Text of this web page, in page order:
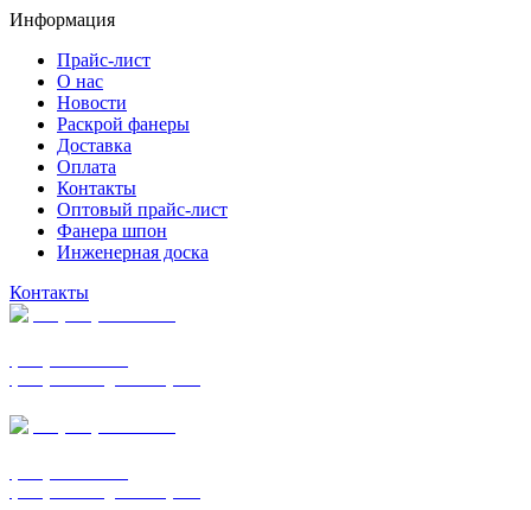
Информация
Прайс-лист
О нас
Новости
Раскрой фанеры
Доставка
Оплата
Контакты
Оптовый прайс-лист
Фанера шпон
Инженерная доска
Контакты